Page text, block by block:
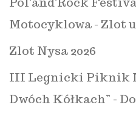
Motocyklowa - Zlot
Zlot Nysa 2026
III Legnicki Piknik
Dwóch Kółkach” -